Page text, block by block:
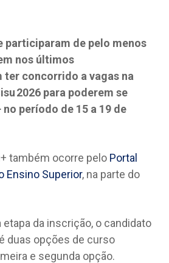
participaram de pelo menos
nos últimos
ter concorrido a vagas na
2026 para poderem se
período de 15 a 19 de
também ocorre pelo Portal
Ensino Superior, na parte do
da inscrição, o candidato
duas opções de curso
e segunda opção.